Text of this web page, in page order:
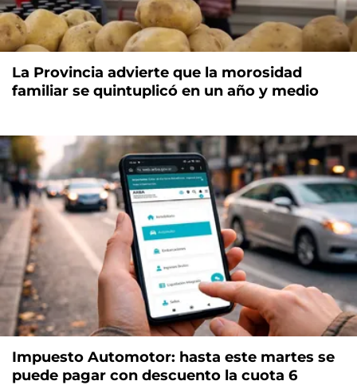
La Provincia advierte que la morosidad
familiar se quintuplicó en un año y medio
Impuesto Automotor: hasta este martes se
puede pagar con descuento la cuota 6